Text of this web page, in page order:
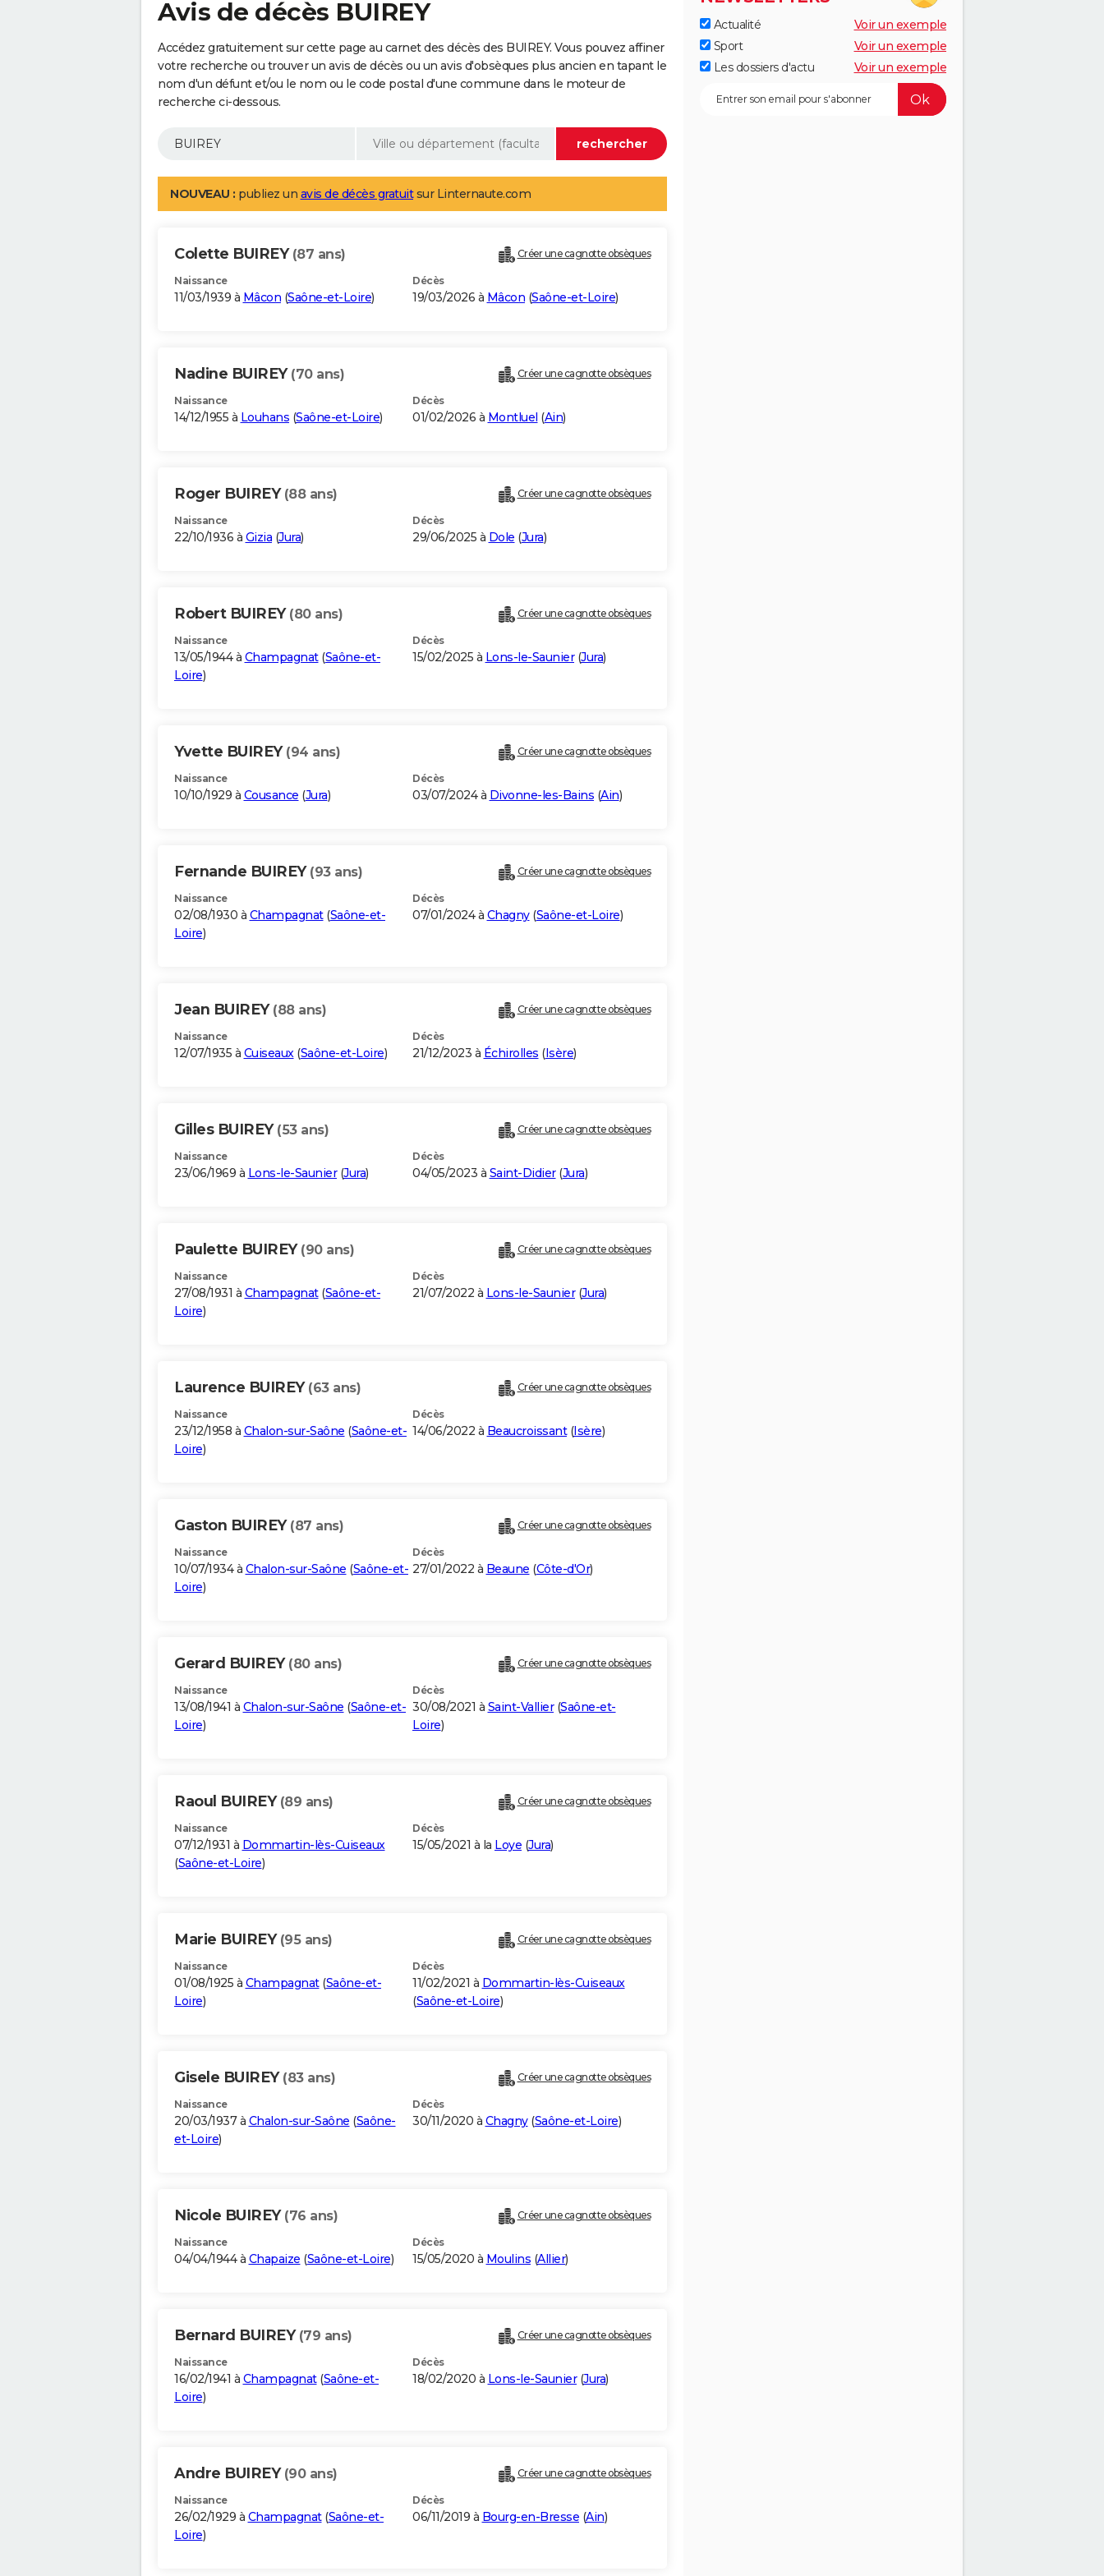
Avis de décès BUIREY
Accédez gratuitement sur cette page au carnet des décès des BUIREY. Vous pouvez affiner
votre recherche ou trouver un avis de décès ou un avis d'obsèques plus ancien en tapant le
nom d'un défunt et/ou le nom ou le code postal d'une commune dans le moteur de
recherche ci-dessous.
NOUVEAU : publiez un avis de décès gratuitsur Linternaute.com
Colette BUIREY (87 ans) Créer une cagnotte obsèques
Naissance
11/03/1939 à Mâcon (Saône-et-Loire)
Décès
19/03/2026 à Mâcon (Saône-et-Loire)
Nadine BUIREY (70 ans) Créer une cagnotte obsèques
Naissance
14/12/1955 à Louhans (Saône-et-Loire)
Décès
01/02/2026 à Montluel (Ain)
Roger BUIREY (88 ans) Créer une cagnotte obsèques
Naissance
22/10/1936 à Gizia (Jura)
Décès
29/06/2025 à Dole (Jura)
Robert BUIREY (80 ans) Créer une cagnotte obsèques
Naissance
13/05/1944 à Champagnat(Saône-et-
Loire)
Décès
15/02/2025 à Lons-le-Saunier(Jura)
Yvette BUIREY (94 ans) Créer une cagnotte obsèques
Naissance
10/10/1929 à Cousance (Jura)
Décès
03/07/2024 à Divonne-les-Bains (Ain)
Fernande BUIREY (93 ans) Créer une cagnotte obsèques
Naissance
02/08/1930 à Champagnat(Saône-et-
Loire)
Décès
07/01/2024 à Chagny(Saône-et-Loire)
Jean BUIREY (88 ans) Créer une cagnotte obsèques
Naissance
12/07/1935 à Cuiseaux(Saône-et-Loire)
Décès
21/12/2023 à Échirolles (Isère)
Gilles BUIREY (53 ans) Créer une cagnotte obsèques
Naissance
23/06/1969 à Lons-le-Saunier(Jura)
Décès
04/05/2023 à Saint-Didier(Jura)
Paulette BUIREY (90 ans) Créer une cagnotte obsèques
Naissance
27/08/1931 à Champagnat(Saône-et-
Loire)
Décès
21/07/2022 à Lons-le-Saunier(Jura)
Laurence BUIREY (63 ans) Créer une cagnotte obsèques
Naissance
23/12/1958 à Chalon-sur-Saône (Saône-et-
Loire)
Décès
14/06/2022 à Beaucroissant(Isère)
Gaston BUIREY (87 ans) Créer une cagnotte obsèques
Naissance
10/07/1934 à Chalon-sur-Saône (Saône-et-
Loire)
Décès
27/01/2022 à Beaune (Côte-d'Or)
Gerard BUIREY (80 ans) Créer une cagnotte obsèques
Naissance
13/08/1941 à Chalon-sur-Saône (Saône-et-
Loire)
Décès
30/08/2021 à Saint-Vallier(Saône-et-
Loire)
Raoul BUIREY (89 ans) Créer une cagnotte obsèques
Naissance
07/12/1931 à Dommartin-lès-Cuiseaux
(Saône-et-Loire)
Décès
15/05/2021 à la Loye (Jura)
Marie BUIREY (95 ans) Créer une cagnotte obsèques
Naissance
01/08/1925 à Champagnat(Saône-et-
Loire)
Décès
11/02/2021 à Dommartin-lès-Cuiseaux
(Saône-et-Loire)
Gisele BUIREY (83 ans) Créer une cagnotte obsèques
Naissance
20/03/1937 à Chalon-sur-Saône (Saône-
et-Loire)
Décès
30/11/2020 à Chagny(Saône-et-Loire)
Nicole BUIREY (76 ans) Créer une cagnotte obsèques
Naissance
04/04/1944 à Chapaize (Saône-et-Loire)
Décès
15/05/2020 à Moulins (Allier)
Bernard BUIREY (79 ans) Créer une cagnotte obsèques
Naissance
16/02/1941 à Champagnat(Saône-et-
Loire)
Décès
18/02/2020 à Lons-le-Saunier(Jura)
Andre BUIREY (90 ans) Créer une cagnotte obsèques
Naissance
26/02/1929 à Champagnat(Saône-et-
Loire)
Décès
06/11/2019 à Bourg-en-Bresse (Ain)
Actualité
Voir un exemple
Sport
Voir un exemple
Les dossiers d'actu
Voir un exemple